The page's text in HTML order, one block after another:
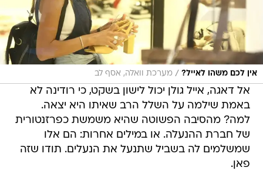
אין לכם משהו לאייל? / מערכת וואלה, אסף לב
אל דאגה, אייל גולן יכול לישון בשקט, כי רודינה לא
באמת שילמה על השלל הרב שאיתו היא יצאה.
למה? מהסיבה הפשוטה שהיא משמשת כפרזנטורית
של חברת ההנעלה. או במילים אחרות: הם אלו
שמשלמים לה בשביל שתנעל את הנעלים. תודו שזה
פאן.